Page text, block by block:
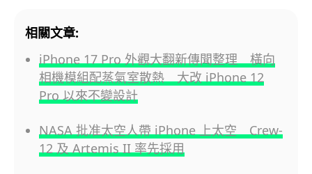
相關文章:
iPhone 17 Pro 外觀大翻新傳聞整理 橫向
相機模組配蒸氣室散熱 大改 iPhone 12
Pro 以來不變設計
NASA 批准太空人帶 iPhone 上太空 Crew-
12 及 Artemis II 率先採用